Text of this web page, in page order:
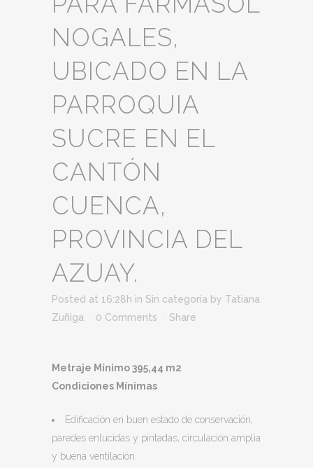
NOGALES,
UBICADO EN LA
PARROQUIA
SUCRE EN EL
CANTÓN
CUENCA,
PROVINCIA DEL
AZUAY.
Posted at 16:28h in Sin categoría by Tatiana
Zuñiga
0 Comments Share
Metraje Mínimo 395,44 m2
Condiciones Mínimas
Edificación en buen estado de conservación,
paredes enlucidas y pintadas, circulación amplia
y buena ventilación.